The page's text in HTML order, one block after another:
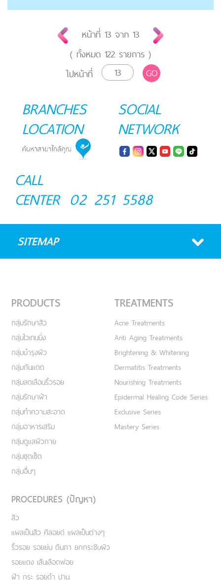
หน้าที่ 13 จาก 13
( ทั้งหมด 122 รายการ )
ไปหน้าที่
GO
BRANCHES
LOCATION
SOCIAL
NETWORK
CALL
CENTER 02 251 5588
SITEMAP
PRODUCTS
กลุ่มรักษาสิว
กลุ่มไวเทนนิ่ง
กลุ่มบำรุงผิว
กลุ่มกันแดด
กลุ่มลดเลือนริ้วรอย
กลุ่มรักษาฝ้า
กลุ่มทำความสะอาด
กลุ่มอาหารเสริม
กลุ่มดูแลผิวกาย
กลุ่มชุดเซ็ต
กลุ่มอื่นๆ
TREATMENTS
Acne Treatments
Anti Aging Treatments
Brightening & Whitening
Dermatitis Treatments
Nourishing Treatments
Epidermal Healing Code Series
Exclusive Series
Mastery Series
PROCEDURES (ปัญหา)
สิว
แผลเป็นสิว คีลอยด์ แผลเป็นต่างๆ
ริ้วรอย รอยย่น ตีนกา ยกกระชับผิว
รอยแดง เส้นเลือดฟอย
ฝ้า กระ รอยดำ ปาน